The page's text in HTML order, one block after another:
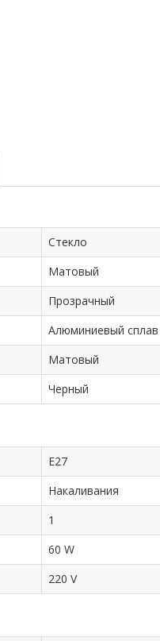
Стекло
Матовый
Прозрачный
Алюминиевый сплав
Матовый
Черный
E27
Накаливания
1
60 W
220 V